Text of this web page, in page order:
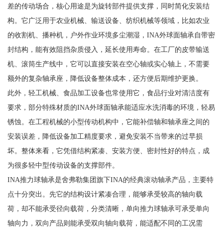
差的传动场合，核心用途是为旋转部件提供支撑，同时简化安装结
构。它广泛用于农业机械、输送设备、纺织机械等领域，比如农业
的收割机、播种机，户外作业环境多尘潮湿，INA外球面轴承自带密
封结构，能有效阻挡杂质侵入，延长使用寿命。在工厂的皮带输送
机、滚筒生产线中，它可以直接安装在空心轴或实心轴上，不需要
额外的复杂轴承座，降低设备整体成本，还方便后期维护更换。
此外，轻工机械、食品加工设备也常使用它，食品行业对清洁度有
要求，部分特殊材质的INA外球面轴承能适应水洗消毒的环境，轻易
锈蚀。在工程机械的小型传动机构中，它能补偿轴和轴承座之间的
安装误差，降低设备加工精度要求，避免安装不当带来的过早损
坏。整体来看，它凭借结构紧凑、安装方便、密封性好的特点，成
为很多轻中型传动设备的支撑部件。
INA推力球轴承是舍弗勒集团旗下INA的经典滚动轴承产品，主要特
点十分突出。先它的结构设计紧凑合理，能够承受较高的轴向载
荷，却不能承受径向载荷，分类清晰，单向推力球轴承可承受单向
轴向力，双向产品则能承受双向轴向载荷，能适配不同的工况需